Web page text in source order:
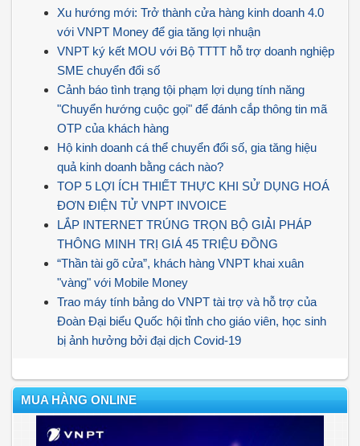
Xu hướng mới: Trở thành cửa hàng kinh doanh 4.0
với VNPT Money để gia tăng lợi nhuận
VNPT ký kết MOU với Bộ TTTT hỗ trợ doanh nghiệp
SME chuyển đổi số
Cảnh báo tình trạng tội phạm lợi dụng tính năng
"Chuyển hướng cuộc gọi" để đánh cắp thông tin mã
OTP của khách hàng
Hộ kinh doanh cá thể chuyển đổi số, gia tăng hiệu
quả kinh doanh bằng cách nào?
TOP 5 LỢI ÍCH THIẾT THỰC KHI SỬ DỤNG HOÁ
ĐƠN ĐIỆN TỬ VNPT INVOICE
LẮP INTERNET TRÚNG TRỌN BỘ GIẢI PHÁP
THÔNG MINH TRỊ GIÁ 45 TRIỆU ĐỒNG
“Thần tài gõ cửa”, khách hàng VNPT khai xuân
"vàng" với Mobile Money
Trao máy tính bảng do VNPT tài trợ và hỗ trợ của
Đoàn Đại biểu Quốc hội tỉnh cho giáo viên, học sinh
bị ảnh hưởng bởi đại dịch Covid-19
MUA HÀNG ONLINE